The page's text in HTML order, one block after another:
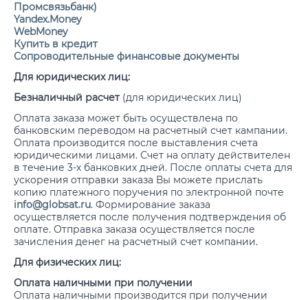
Промсвязьбанк)
Yandex.Money
WebMoney
Купить в кредит
Сопроводительные финансовые документы
Для юридических лиц:
Безналичный расчет(для юридических лиц)
Оплата заказа может быть осуществлена по
банковским переводом на расчетный счет кампании.
Оплата производится после выставления счета
юридическими лицами. Счет на оплату действителен
в течение 3-х банковких дней. После оплаты счета для
ускорения отправки заказа Вы можете прислать
копию платежного поручения по электронной почте
info@globsat.ru. Формирование заказа
осуществляется после получения подтверждения об
оплате. Отправка заказа осуществляется после
зачисления денег на расчетный счет компании.
Для физических лиц:
Оплата наличными при получении
Оплата наличными производится при получении